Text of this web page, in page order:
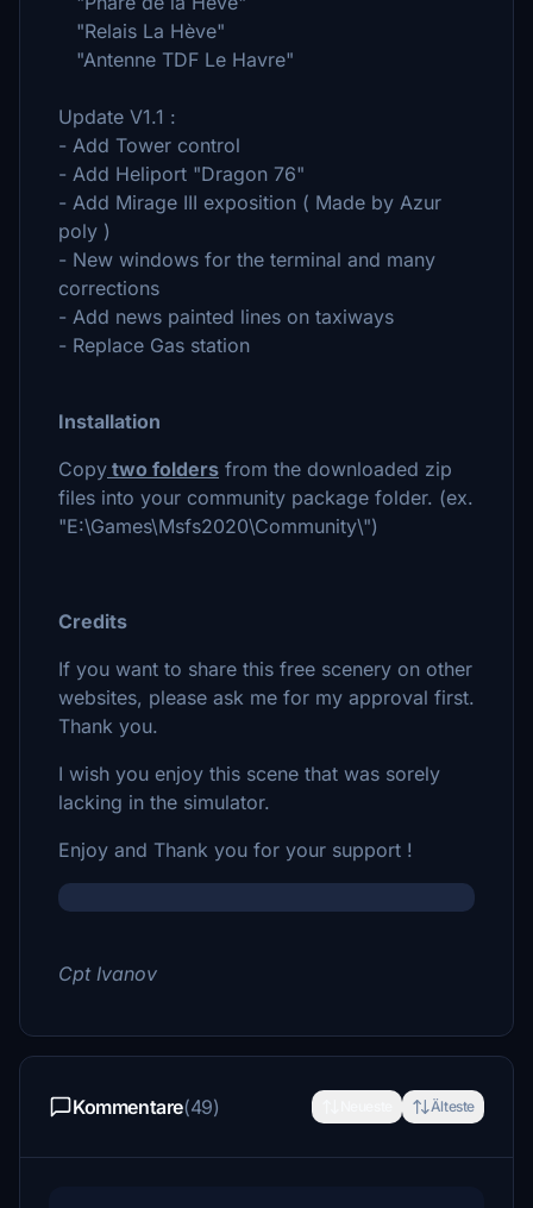
"Relais La Hève"
"Antenne TDF Le Havre"
Update V1.1 :
- Add Tower control
- Add Heliport "Dragon 76"
- Add Mirage III exposition ( Made by Azur
poly )
- New windows for the terminal and many
corrections
- Add news painted lines on taxiways
- Replace Gas station
Installation
Copy two folders from the downloaded zip
files into your community package folder. (ex.
"E:\Games\Msfs2020\Community\")
Credits
If you want to share this free scenery on other
websites, please ask me for my approval first.
Thank you.
I wish you enjoy this scene that was sorely
lacking in the simulator.
Enjoy and Thank you for your support !
Cpt Ivanov
Kommentare(49) Älteste